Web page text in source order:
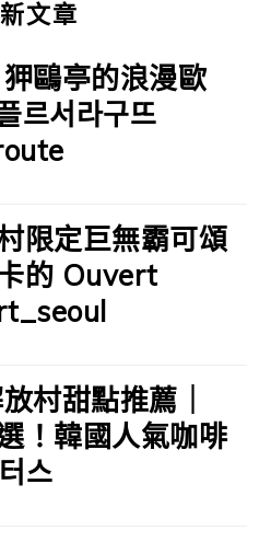
文章
鷗亭的浪漫歐
르서라구뜨
限定巨無霸可頌
的 Ouvert
村甜點推薦｜
！韓國人氣咖啡
스